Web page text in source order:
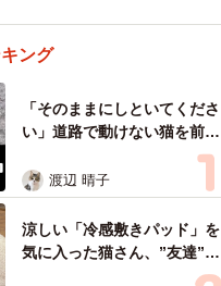
ング
「そのままにしといてくださ
い」道路で動けない猫を前に
返された一言… 懸命に生き
ようとした4日間 「命の重
さはみんな同じ」保護団体代
表の訴え
渡辺 晴子
涼しい「冷感敷きパッド」を
気に入った猫さん、”友達”を
ヨイショヨイショとご招待、